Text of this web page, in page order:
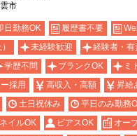
市
日勤務OK 履歴書不要
未経験歓迎 経験者・有
学歴不問 ブランクOK ミ
採用
高収入・高額 昇給
土日祝休み 平日のみ勤務
ネイルOK ピアスOK オー